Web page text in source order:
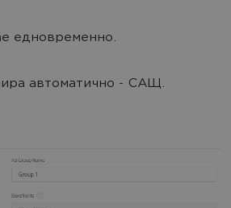
едновременно.
автоматично - САЩ.